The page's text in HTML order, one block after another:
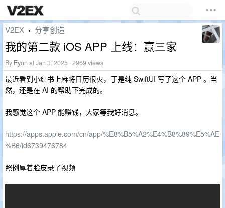
V2EX › 分享创造
我的第二款 iOS APP 上线：赢三家
By Eyon at Jan 3, 2025 · 2969 views
最近看到小红书上麻将日历很火，于是纯 SwiftUI 写了这个 APP 。当
然，还是在 AI 的帮助下完成的。
我感觉这个 APP 能赚钱，大家等我好消息。
https://apps.apple.com/cn/app/%E8%B5%A2%E4%B8%89%E5%AE
%B6/id6739476784
照例厚着脸皮录了视频